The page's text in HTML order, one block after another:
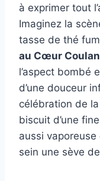
à exprimer tout
Imaginez la
tasse de thé
au Cœur
l’aspect bombé
d’une douceur
célébration de la
biscuit d’une
aussi vaporeuse
sein une sève